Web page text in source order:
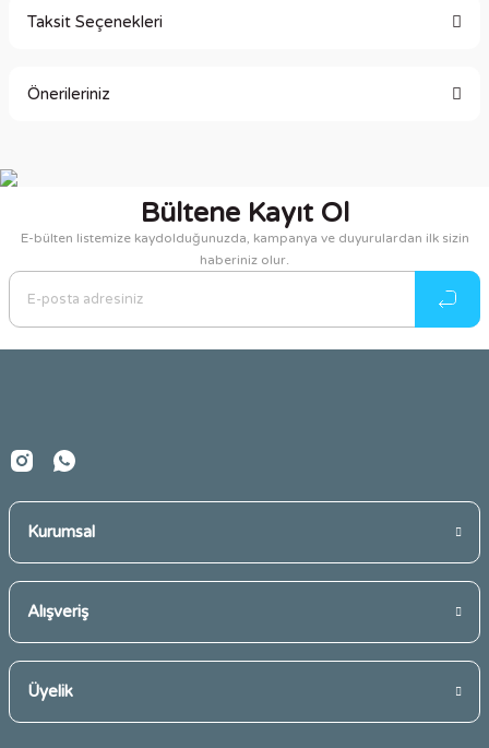
Taksit Seçenekleri
Önerileriniz
Görüş ve önerileriniz için teşekkür ederiz.
Ürün resmi kalitesiz, bozuk veya görüntülenemiyor.
Ürün açıklamasında eksik bilgiler bulunuyor.
Ürün bilgilerinde hatalar bulunuyor.
Bültene Kayıt Ol
E-bülten listemize kaydolduğunuzda, kampanya ve duyurulardan ilk sizin
haberiniz olur.
Kurumsal
Alışveriş
Üyelik